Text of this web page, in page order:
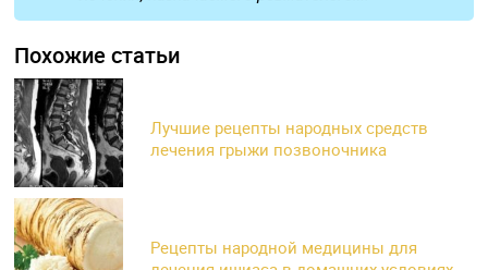
Похожие статьи
Лучшие рецепты народных средств
лечения грыжи позвоночника
Рецепты народной медицины для